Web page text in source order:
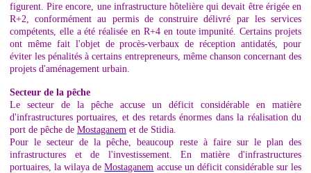
figurent. Pire encore, une infrastructure hôtelière qui devait être érigée en
R+2, conformément au permis de construire délivré par les services
compétents, elle a été réalisée en R+4 en toute impunité. Certains projets
ont même fait l'objet de procès-verbaux de réception antidatés, pour
éviter les pénalités à certains entrepreneurs, même chanson concernant des
projets d'aménagement urbain.
Secteur de la pêche
Le secteur de la pêche accuse un déficit considérable en matière
d'infrastructures portuaires, et des retards énormes dans la réalisation du
port de pêche de Mostaganem et de Stidia.
Pour le secteur de la pêche, beaucoup reste à faire sur le plan des
infrastructures et de l'investissement. En matière d'infrastructures
portuaires, la wilaya deMostaganem accuse un déficit considérable sur les